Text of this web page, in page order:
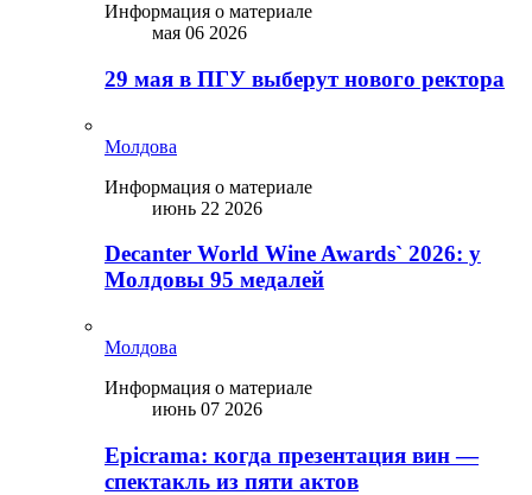
Информация о материале
мая 06 2026
29 мая в ПГУ выберут нового ректора
Молдова
Информация о материале
июнь 22 2026
Decanter World Wine Awards` 2026: у
Молдовы 95 медалей
Молдова
Информация о материале
июнь 07 2026
Epicrama: когда презентация вин —
спектакль из пяти актов